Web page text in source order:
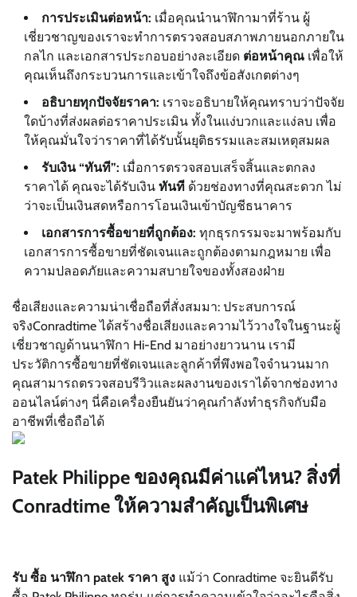
การประเมินต่อหน้า: เมื่อคุณนำนาฬิกามาที่ร้าน ผู้
เชี่ยวชาญของเราจะทำการตรวจสอบสภาพภายนอกภายใน
กลไก และเอกสารประกอบอย่างละเอียด ต่อหน้าคุณ เพื่อให้
คุณเห็นถึงกระบวนการและเข้าใจถึงข้อสังเกตต่างๆ
อธิบายทุกปัจจัยราคา: เราจะอธิบายให้คุณทราบว่าปัจจัย
ใดบ้างที่ส่งผลต่อราคาประเมิน ทั้งในแง่บวกและแง่ลบ เพื่อ
ให้คุณมั่นใจว่าราคาที่ได้รับนั้นยุติธรรมและสมเหตุสมผล
รับเงิน “ทันที”: เมื่อการตรวจสอบเสร็จสิ้นและตกลง
ราคาได้ คุณจะได้รับเงิน ทันที ด้วยช่องทางที่คุณสะดวก ไม่
ว่าจะเป็นเงินสดหรือการโอนเงินเข้าบัญชีธนาคาร
เอกสารการซื้อขายที่ถูกต้อง: ทุกธุรกรรมจะมาพร้อมกับ
เอกสารการซื้อขายที่ชัดเจนและถูกต้องตามกฎหมาย เพื่อ
ความปลอดภัยและความสบายใจของทั้งสองฝ่าย
ชื่อเสียงและความน่าเชื่อถือที่สั่งสมมา: ประสบการณ์
จริงConradtime ได้สร้างชื่อเสียงและความไว้วางใจในฐานะผู้
เชี่ยวชาญด้านนาฬิกา Hi-End มาอย่างยาวนาน เรามี
ประวัติการซื้อขายที่ชัดเจนและลูกค้าที่พึงพอใจจำนวนมาก
คุณสามารถตรวจสอบรีวิวและผลงานของเราได้จากช่องทาง
ออนไลน์ต่างๆ นี่คือเครื่องยืนยันว่าคุณกำลังทำธุรกิจกับมือ
อาชีพที่เชื่อถือได้
Patek Philippe ของคุณมีค่าแค่ไหน? สิ่งที่
Conradtime ให้ความสำคัญเป็นพิเศษ
รับ ซื้อ นาฬิกา patek ราคา สูง แม้ว่า Conradtime จะยินดีรับ